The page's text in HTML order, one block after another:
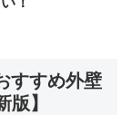
すすめ外壁
】